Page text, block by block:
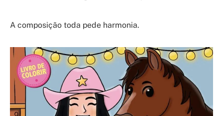
A composição toda pede harmonia.